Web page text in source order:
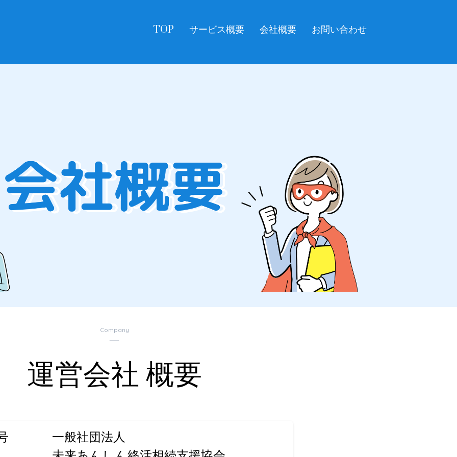
TOP サービス概要 会社概要 お問い合わせ
Company
運営会社 概要
一般社団法人